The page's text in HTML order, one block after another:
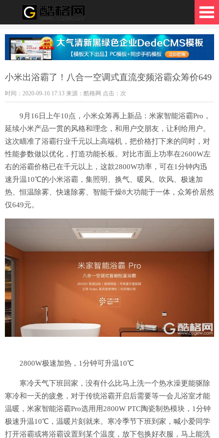
格网
小米出浴霸了！八合一空调式直流变频浴霸众筹价649
时间：2020-09-16 17:13 来源：酷格网 点击： 次
9月16日上午10点，小米众筹再上新品：米家智能浴霸Pro，
延续小米产品一贯的风格和理念，和用户交朋友，让利给用户。
这次瞄准了浴霸行业千元以上高端机，把价格打下来的同时，对
性能参数做以优化，打造功能长板。对比市面上功率在2600W左
右的浴霸价格已在千元以上，这款2800W功率，可在1分钟内迅
速升温10℃的小米浴霸，集照明、换气、暖风、吹风、极速加
热、恒温除雾、快速除雾、智能干燥8大功能于一体，众筹价居然
仅649元。
2800W极速加热，1分钟可升温10℃
寒冷天气下班回家，没有什么比马上洗一个热水澡更能驱除
寒冷和一天的疲惫，对于传统浴霸开启后需要等一会儿浴室才能
温暖，米家智能浴霸Pro选用用2800W PTC陶瓷制热模块，1分钟
极速升温10℃，温暖片刻就来。寒冷季节下班到家，喊小爱同学
打开浴霸或将浴霸设置到某个温度，放下包换好衣服，马上能洗